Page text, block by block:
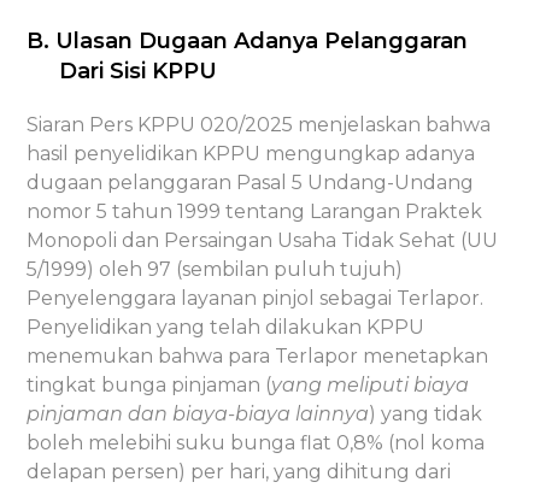
B. Ulasan Dugaan Adanya Pelanggaran
Dari Sisi KPPU
Siaran Pers KPPU 020/2025 menjelaskan bahwa
hasil penyelidikan KPPU mengungkap adanya
dugaan pelanggaran Pasal 5 Undang-Undang
nomor 5 tahun 1999 tentang Larangan Praktek
Monopoli dan Persaingan Usaha Tidak Sehat (UU
5/1999) oleh 97 (sembilan puluh tujuh)
Penyelenggara layanan pinjol sebagai Terlapor.
Penyelidikan yang telah dilakukan KPPU
menemukan bahwa para Terlapor menetapkan
tingkat bunga pinjaman (yang meliputi biaya
pinjaman dan biaya-biaya lainnya) yang tidak
boleh melebihi suku bunga flat 0,8% (nol koma
delapan persen) per hari, yang dihitung dari